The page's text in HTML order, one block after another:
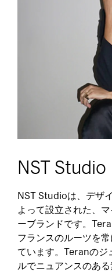
NST Studio
NST Studioは、デザ
よって設立された、
ーブランドです。
フランスのルーツを
ています。Teranのジ
ルでニュアンスのあ